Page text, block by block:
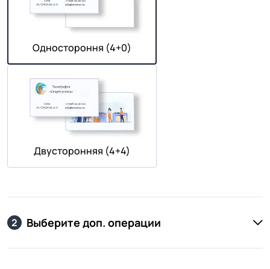
Одностороння (4+0)
Двусторонняя (4+4)
2 Выберите доп. операции